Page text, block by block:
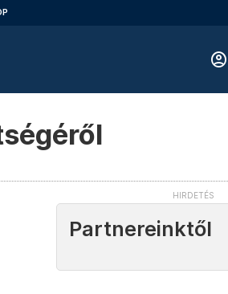
Partnereinktől